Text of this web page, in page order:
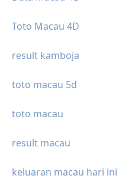
Toto Macau 4D
result kamboja
toto macau 5d
toto macau
result macau
keluaran macau hari ini